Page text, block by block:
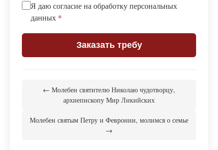
Я даю согласие на обработку персональных
данных *
Заказать требу
← Молебен святителю Николаю чудотворцу,
архиепископу Мир Ликийских
Молебен святым Петру и Февронии, молимся о семье
→